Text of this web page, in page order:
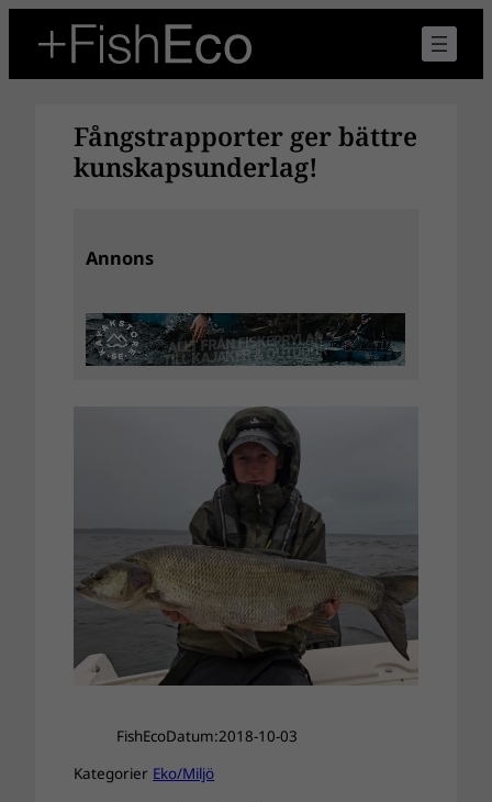
innehåll
Fångstrapporter ger bättre
kunskapsunderlag!
Annons
FishEcoDatum:2018-10-03
Kategorier Eko/Miljö